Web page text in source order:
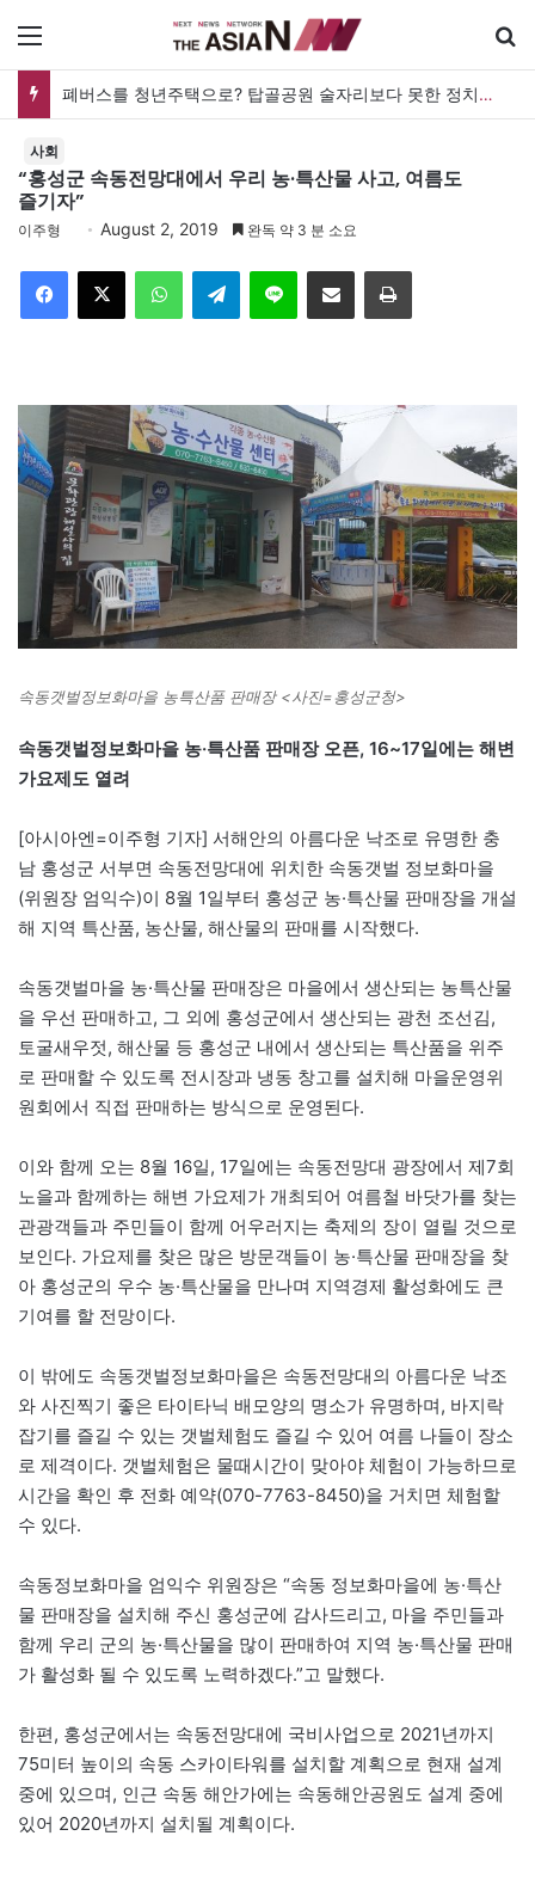
폐버스를 청년주택으로? 탑골공원 술자리보다 못한 정치의 상상력
사회
“홍성군 속동전망대에서 우리 농·특산물 사고, 여름도
즐기자”
이주형 August 2, 2019 완독 약 3 분 소요
Telegram 이메일
속동갯벌정보화마을 농특산품 판매장 <사진=홍성군청>
속동갯벌정보화마을 농·특산품 판매장 오픈, 16~17일에는 해변
가요제도 열려
[아시아엔=이주형 기자] 서해안의 아름다운 낙조로 유명한 충
남 홍성군 서부면 속동전망대에 위치한 속동갯벌 정보화마을
(위원장 엄익수)이 8월 1일부터 홍성군 농·특산물 판매장을 개설
해 지역 특산품, 농산물, 해산물의 판매를 시작했다.
속동갯벌마을 농·특산물 판매장은 마을에서 생산되는 농특산물
을 우선 판매하고, 그 외에 홍성군에서 생산되는 광천 조선김,
토굴새우젓, 해산물 등 홍성군 내에서 생산되는 특산품을 위주
로 판매할 수 있도록 전시장과 냉동 창고를 설치해 마을운영위
원회에서 직접 판매하는 방식으로 운영된다.
이와 함께 오는 8월 16일, 17일에는 속동전망대 광장에서 제7회
노을과 함께하는 해변 가요제가 개최되어 여름철 바닷가를 찾는
관광객들과 주민들이 함께 어우러지는 축제의 장이 열릴 것으로
보인다. 가요제를 찾은 많은 방문객들이 농·특산물 판매장을 찾
아 홍성군의 우수 농·특산물을 만나며 지역경제 활성화에도 큰
기여를 할 전망이다.
이 밖에도 속동갯벌정보화마을은 속동전망대의 아름다운 낙조
와 사진찍기 좋은 타이타닉 배모양의 명소가 유명하며, 바지락
잡기를 즐길 수 있는 갯벌체험도 즐길 수 있어 여름 나들이 장소
로 제격이다. 갯벌체험은 물때시간이 맞아야 체험이 가능하므로
시간을 확인 후 전화 예약(070-7763-8450)을 거치면 체험할
수 있다.
속동정보화마을 엄익수 위원장은 “속동 정보화마을에 농·특산
물 판매장을 설치해 주신 홍성군에 감사드리고, 마을 주민들과
함께 우리 군의 농·특산물을 많이 판매하여 지역 농·특산물 판매
가 활성화 될 수 있도록 노력하겠다.”고 말했다.
한편, 홍성군에서는 속동전망대에 국비사업으로 2021년까지
75미터 높이의 속동 스카이타워를 설치할 계획으로 현재 설계
중에 있으며, 인근 속동 해안가에는 속동해안공원도 설계 중에
있어 2020년까지 설치될 계획이다.